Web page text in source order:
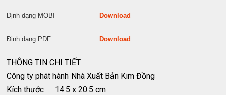
Định dạng MOBI Download
Định dạng PDF Download
THÔNG TIN CHI TIẾT
Công ty phát hành Nhà Xuất Bản Kim Đồng
Kích thước
14.5 x 20.5 cm